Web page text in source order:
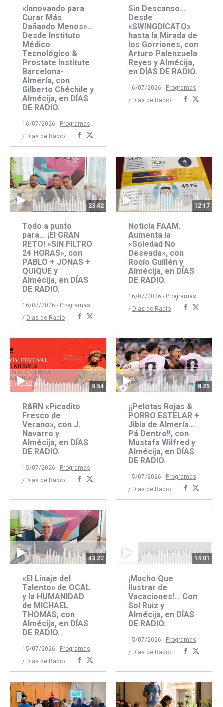
«Innovando para
Curar Más
Dañando Menos»…
Desde Instituto
Médico
Tecnológico &
Prostate Institute
Barcelona-
Almería, con
Gilberto Chéchile y
Almécija, en DÍAS
DE RADIO.
16/07/2026 - Programas
/ Dias de Radio
Compartir
con
Facebook
con
Twitter
Sin Descanso…
Desde
«SWINGDICATO»
hasta la Mirada de
los Gorriones, con
Arturo Palenzuela
Reyes y Almécija,
en DÍAS DE RADIO.
16/07/2026 - Programas
/ Dias de Radio
Compartir
23:42
Todo a punto
para… ¡El GRAN
RETO! «SIN FILTRO
24 HORAS», con
PABLO + JONAS +
QUIQUE y
Almécija, en DÍAS
DE RADIO.
16/07/2026 - Programas
/ Dias de Radio
Compartir
con
Facebook
con
Twitter
12:17
Noticia FAAM.
Aumenta la
«Soledad No
Deseada», con
Rocío Guillén y
Almécija, en DÍAS
DE RADIO.
16/07/2026 - Programas
/ Dias de Radio
Compartir
9:54
R&RN «Picadito
Fresco de
Verano», con J.
Navarro y
Almécija, en DÍAS
DE RADIO.
15/07/2026 - Programas
/ Dias de Radio
Compartir
Facebook
Twitter
8:25
¡¡Pelotas Rojas &
PORRO ESTELAR +
Jibia de Almería…
Pá Dentro!!, con
Mustafa Wilfred y
Almécija, en DÍAS
DE RADIO.
15/07/2026 - Programas
/ Dias de Radio
Compartir
concon
43:22
«El Linaje del
Talento» de OCAL
y la HUMANIDAD
de MICHAEL
THOMAS, con
Almécija, en DÍAS
DE RADIO.
15/07/2026 - Programas
/ Dias de Radio
Compartir
con
Facebook
con
Twitter
14:01
¡Mucho Que
Ilustrar de
Vacaciones!… Con
Sol Ruiz y
Almécija, en DÍAS
DE RADIO.
15/07/2026 - Programas
/ Dias de Radio
Compartir